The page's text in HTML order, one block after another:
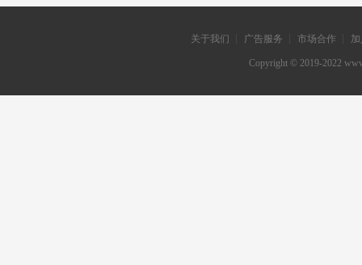
关于我们 ┊ 广告服务 ┊ 市场合作 ┊
Copyright © 2019-2022